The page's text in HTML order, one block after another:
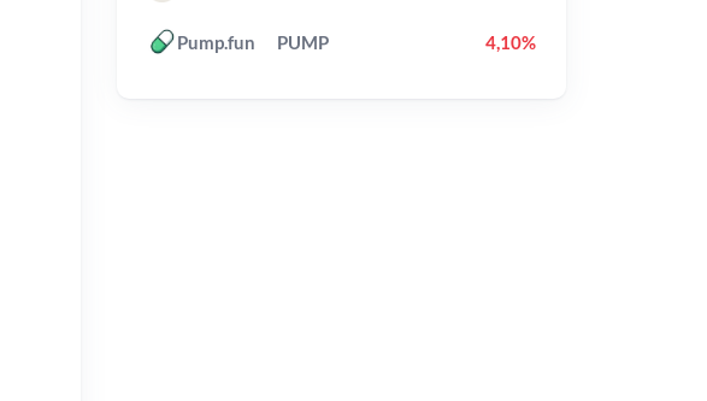
Pump.fun PUMP 4,10%